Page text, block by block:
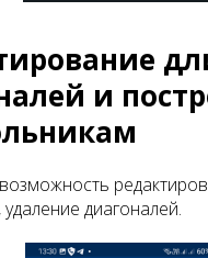
и
диагоналей.